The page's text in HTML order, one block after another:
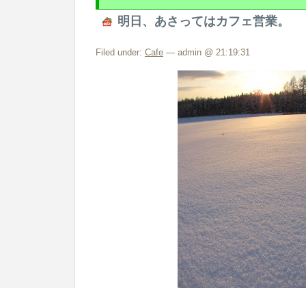
明日、あさってはカフェ営業。
Filed under: Cafe — admin @ 21:19:31